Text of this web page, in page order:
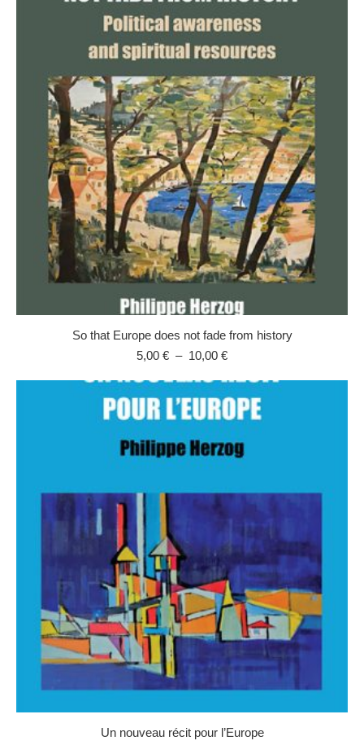
5,00 €
à
So that Europe does not fade from history
5,00 € – 10,00 €Plage
prix :
5,00 €
à
10,00 €
Un nouveau récit pour l’Europe